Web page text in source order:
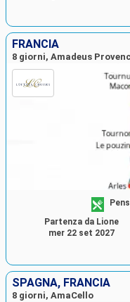
FRANCIA
8 giorni, Amadeus
Partenza da Lione
mer 22 set 2027
SPAGNA, FRANCIA
8 giorni, AmaCello